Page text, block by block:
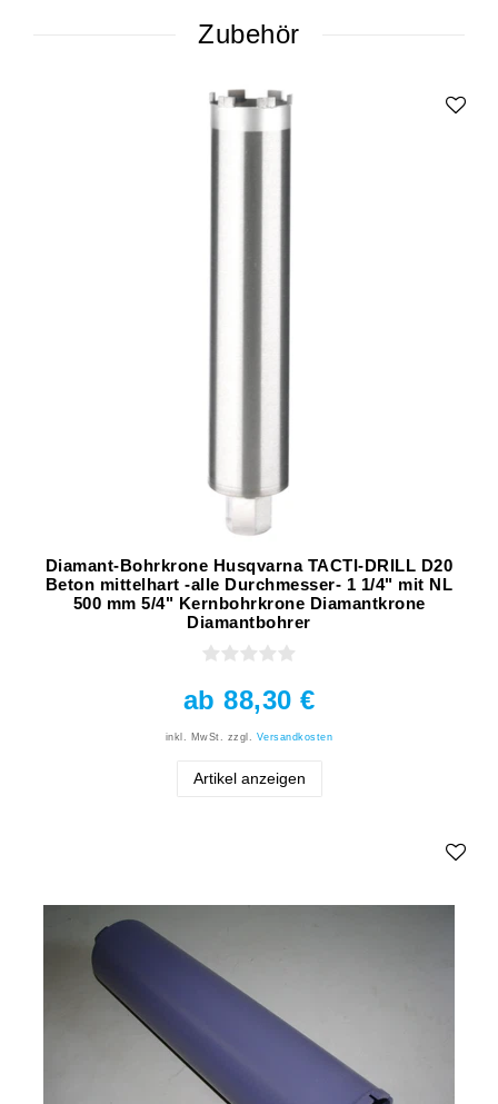
Zubehör
Diamant-Bohrkrone Husqvarna TACTI-DRILL D20
Beton mittelhart -alle Durchmesser- 1 1/4" mit NL
500 mm 5/4" Kernbohrkrone Diamantkrone
Diamantbohrer
ab 88,30 €
inkl. MwSt. zzgl. Versandkosten
Artikel anzeigen